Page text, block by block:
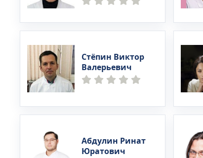
Стёпин Виктор
Валерьевич
Абдулин Ринат
Юратович